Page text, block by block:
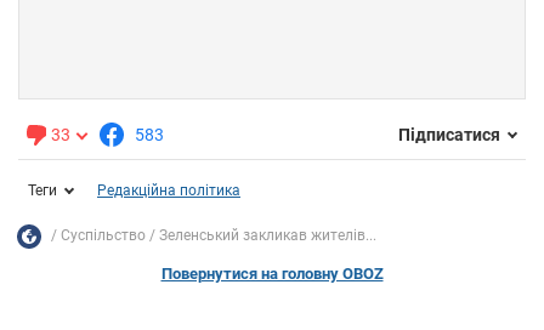
33 583 Підписатися
Теги Редакційна політика
Суспільство Зеленський закликав жителів...
Повернутися на головну OBOZ